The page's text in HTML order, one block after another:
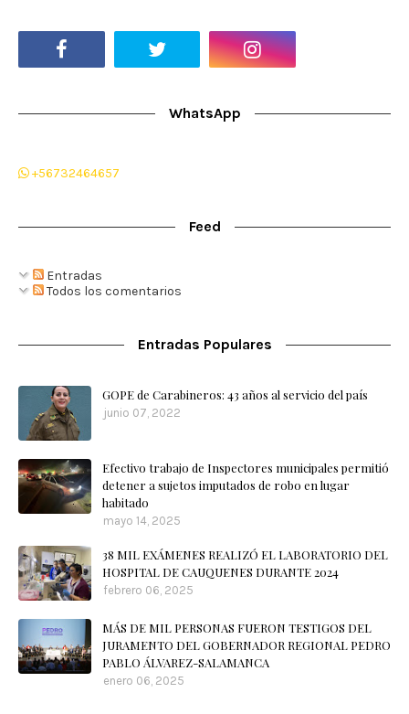
WhatsApp
+56732464657
Feed
Entradas
Todos los comentarios
Entradas Populares
GOPE de Carabineros: 43 años al servicio del país
junio 07, 2022
Efectivo trabajo de Inspectores municipales permitió
detener a sujetos imputados de robo en lugar
habitado
mayo 14, 2025
38 MIL EXÁMENES REALIZÓ EL LABORATORIO DEL
HOSPITAL DE CAUQUENES DURANTE 2024
febrero 06, 2025
MÁS DE MIL PERSONAS FUERON TESTIGOS DEL
JURAMENTO DEL GOBERNADOR REGIONAL PEDRO
PABLO ÁLVAREZ-SALAMANCA
enero 06, 2025